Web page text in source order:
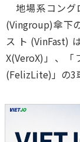
地場系コング
(Vingroup)傘下
スト
X(VeroX)」、
(FelizLite)」の3